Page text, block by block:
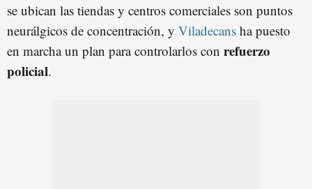
se ubican las tiendas y centros comerciales son puntos
neurálgicos de concentración, y Viladecans ha puesto
en marcha un plan para controlarlos con refuerzo
policial.